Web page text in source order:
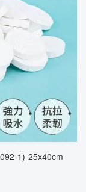
1) 25x40cm